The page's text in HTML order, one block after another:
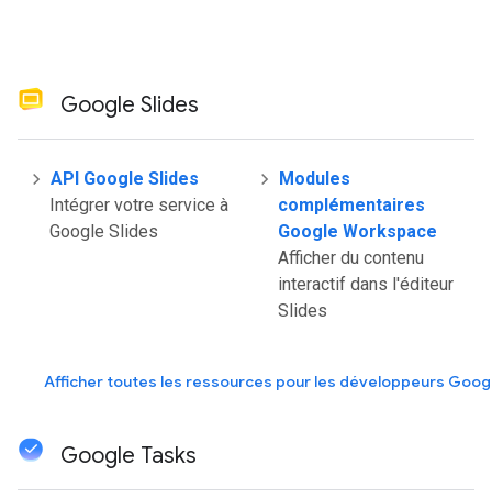
Google Slides
API Google Slides
Intégrer votre service à
Google Slides
Modules
complémentaires
Google Workspace
Afficher du contenu
interactif dans l'éditeur
Slides
Afficher toutes les ressources pour les développeurs
Google Tasks